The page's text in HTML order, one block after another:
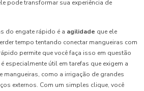
pode transformar sua experiência de
do engate rápido é a agilidade que ele
tempo tentando conectar mangueiras com
permite que você faça isso em questão
especialmente útil em tarefas que exigem a
mangueiras, como a irrigação de grandes
externos. Com um simples clique, você